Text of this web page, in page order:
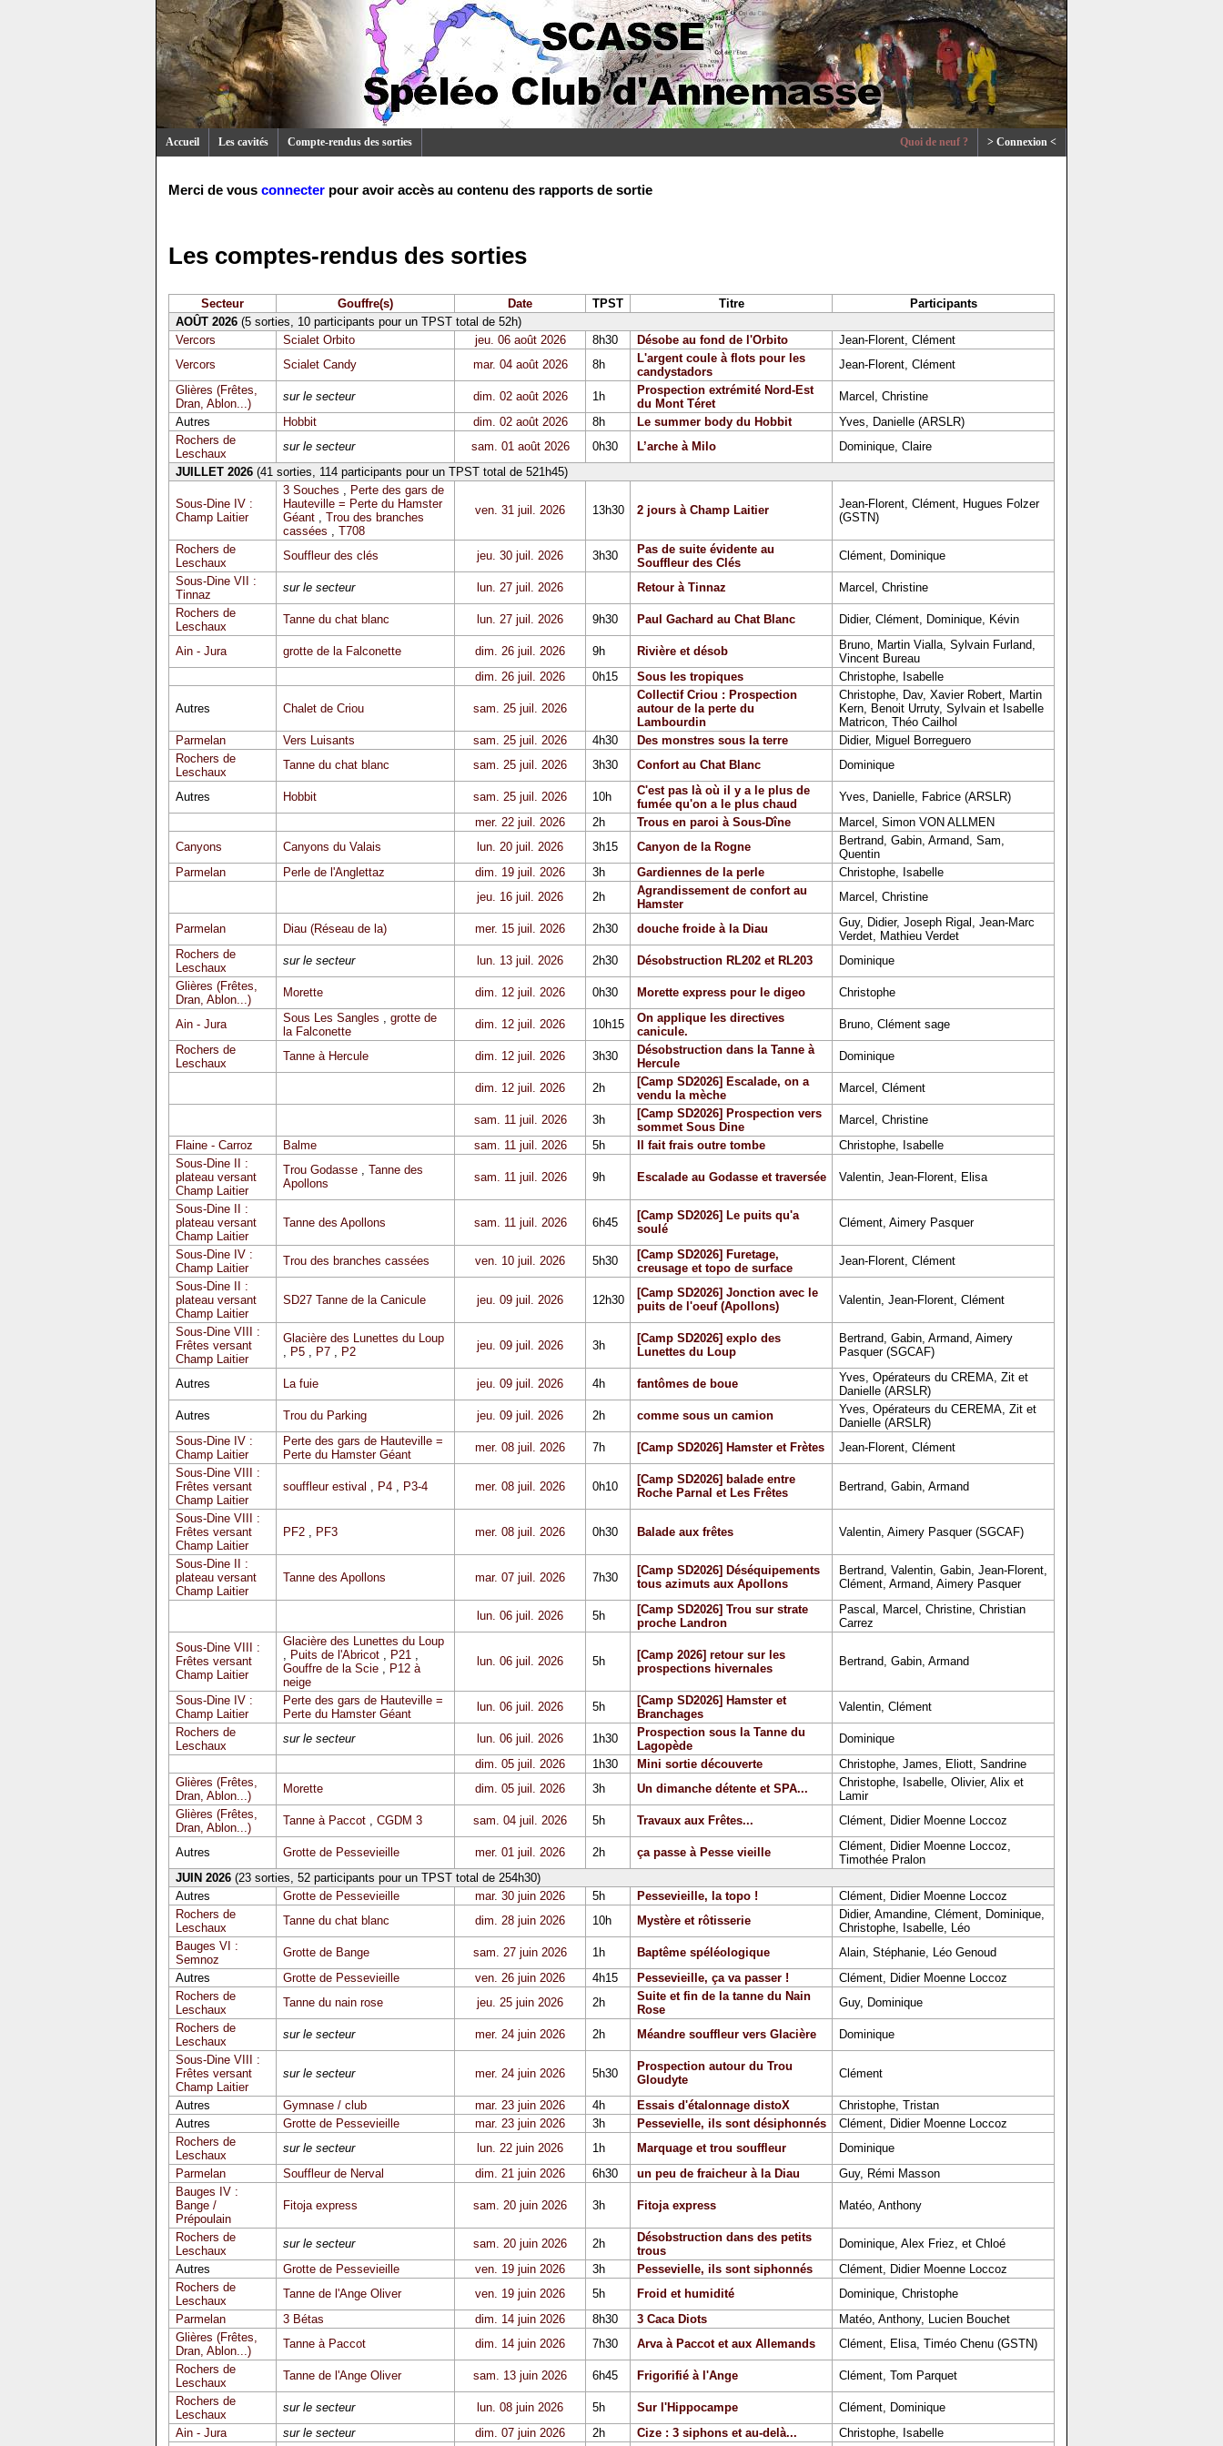
Accueil Les cavités Compte-rendus des sorties > Connexion <
Quoi de neuf ?
Merci de vous connecter pour avoir accès au contenu des rapports de sortie
Les comptes-rendus des sorties
Secteur Gouffre(s) Date TPST Titre
Participants
AOÛT 2026(5 sorties, 10 participants pour un TPST total de 52h)
Vercors
Scialet Orbito jeu. 06 août 2026 8h30 Désobe au fond de l'Orbito
Jean-Florent, Clément
Vercors
Scialet Candy mar. 04 août 2026 8h
L'argent coule à flots pour les
candystadors
Jean-Florent, Clément
Glières (Frêtes,
Dran, Ablon...)
sur le secteur dim. 02 août 2026 1h
Prospection extrémité Nord-Est
du Mont Téret
Marcel, Christine
Autres
Hobbit dim. 02 août 2026 8h Le summer body du Hobbit
Yves, Danielle (ARSLR)
Rochers de
Leschaux
sur le secteur sam. 01 août 2026 0h30 L’arche à Milo
Dominique, Claire
JUILLET 2026(41 sorties, 114 participants pour un TPST total de 521h45)
Sous-Dine IV :
Champ Laitier
3 Souches , Perte des gars de
Hauteville = Perte du Hamster
Géant, Trou des branches
cassées , T708
ven. 31 juil. 2026 13h30 2 jours à Champ Laitier
Jean-Florent, Clément, Hugues Folzer
(GSTN)
Rochers de
Leschaux
Souffleur des clés jeu. 30 juil. 2026 3h30
Pas de suite évidente au
Souffleur des Clés
Clément, Dominique
Sous-Dine VII :
Tinnaz
sur le secteur lun. 27 juil. 2026 Retour à Tinnaz
Marcel, Christine
Rochers de
Leschaux
Tanne du chat blanc lun. 27 juil. 2026 9h30 Paul Gachard au Chat Blanc Didier, Clément, Dominique, Kévin
Ain - Jura grotte de la Falconette dim. 26 juil. 2026 9h Rivière et désob
Bruno, Martin Vialla, Sylvain Furland,
Vincent Bureau
dim. 26 juil. 2026
0h15 Sous les tropiques Christophe, Isabelle
Autres Chalet de Criou sam. 25 juil. 2026
Collectif Criou : Prospection
autour de la perte du
Lambourdin
Christophe, Dav, Xavier Robert, Martin
Kern, Benoit Urruty, Sylvain et Isabelle
Matricon, Théo Cailhol
Parmelan
Vers Luisants sam. 25 juil. 2026 4h30 Des monstres sous la terre
Didier, Miguel Borreguero
Rochers de
Leschaux
Tanne du chat blanc sam. 25 juil. 2026 3h30 Confort au Chat Blanc Dominique
Autres Hobbit sam. 25 juil. 2026 10h
C'est pas là où il y a le plus de
fumée qu'on a le plus chaud
Yves, Danielle, Fabrice (ARSLR)
mer. 22 juil. 2026
2h Trous en paroi à Sous-Dîne
Marcel, Simon VON ALLMEN
Canyons
Canyons du Valais lun. 20 juil. 2026 3h15 Canyon de la Rogne
Bertrand, Gabin, Armand, Sam,
Quentin
Parmelan
Perle de l'Anglettaz dim. 19 juil. 2026 3h Gardiennes de la perle
Christophe, Isabelle
jeu. 16 juil. 2026
2h
Agrandissement de confort au
Hamster
Marcel, Christine
Parmelan Diau (Réseau de la) mer. 15 juil. 2026 2h30 douche froide à la Diau
Guy, Didier, Joseph Rigal, Jean-Marc
Verdet, Mathieu Verdet
Rochers de
Leschaux
sur le secteur lun. 13 juil. 2026 2h30 Désobstruction RL202 et RL203
Dominique
Glières (Frêtes,
Dran, Ablon...)
Morette dim. 12 juil. 2026 0h30 Morette express pour le digeo Christophe
Ain - Jura Sous Les Sangles , grotte de
la Falconette
dim. 12 juil. 2026 10h15
On applique les directives
canicule.
Bruno, Clément sage
Rochers de
Leschaux
Tanne à Hercule dim. 12 juil. 2026 3h30
Désobstruction dans la Tanne à
Hercule
Dominique
dim. 12 juil. 2026 2h
[Camp SD2026] Escalade, on a
vendu la mèche
Marcel, Clément
sam. 11 juil. 2026 3h
[Camp SD2026] Prospection vers
sommet Sous Dine
Marcel, Christine
Flaine - Carroz
Balme sam. 11 juil. 2026 5h Il fait frais outre tombe
Christophe, Isabelle
Sous-Dine II :
plateau versant
Champ Laitier
Trou Godasse, Tanne des
Apollons
sam. 11 juil. 2026 9h Escalade au Godasse et traversée Valentin, Jean-Florent, Elisa
Sous-Dine II :
plateau versant
Champ Laitier
Tanne des Apollons sam. 11 juil. 2026 6h45
[Camp SD2026] Le puits qu'a
soulé
Clément, Aimery Pasquer
Sous-Dine IV :
Champ Laitier
Trou des branches cassées ven. 10 juil. 2026 5h30
[Camp SD2026] Furetage,
creusage et topo de surface
Jean-Florent, Clément
Sous-Dine II :
plateau versant
Champ Laitier
SD27 Tanne de la Canicule jeu. 09 juil. 2026 12h30
[Camp SD2026] Jonction avec le
puits de l'oeuf (Apollons)
Valentin, Jean-Florent, Clément
Sous-Dine VIII :
Frêtes versant
Champ Laitier
Glacière des Lunettes du Loup
, P5, P7, P2 jeu. 09 juil. 2026 3h
[Camp SD2026] explo des
Lunettes du Loup
Bertrand, Gabin, Armand, Aimery
Pasquer (SGCAF)
Autres La fuie jeu. 09 juil. 2026 4h fantômes de boue
Yves, Opérateurs du CREMA, Zit et
Danielle (ARSLR)
Autres
Trou du Parking jeu. 09 juil. 2026 2h comme sous un camion
Yves, Opérateurs du CEREMA, Zit et
Danielle (ARSLR)
Sous-Dine IV :
Champ Laitier
Perte des gars de Hauteville =
Perte du Hamster Géant
mer. 08 juil. 2026 7h [Camp SD2026] Hamster et Frètes
Jean-Florent, Clément
Sous-Dine VIII :
Frêtes versant
Champ Laitier
souffleur estival , P4, P3-4 mer. 08 juil. 2026 0h10
[Camp SD2026] balade entre
Roche Parnal et Les Frêtes
Bertrand, Gabin, Armand
Sous-Dine VIII :
Frêtes versant
Champ Laitier
PF2, PF3 mer. 08 juil. 2026 0h30 Balade aux frêtes Valentin, Aimery Pasquer (SGCAF)
Sous-Dine II :
plateau versant
Champ Laitier
Tanne des Apollons mar. 07 juil. 2026 7h30
[Camp SD2026] Déséquipements
tous azimuts aux Apollons
Bertrand, Valentin, Gabin, Jean-Florent,
Clément, Armand, Aimery Pasquer
lun. 06 juil. 2026 5h
[Camp SD2026] Trou sur strate
proche Landron
Pascal, Marcel, Christine, Christian
Carrez
Sous-Dine VIII :
Frêtes versant
Champ Laitier
Glacière des Lunettes du Loup
, Puits de l'Abricot, P21,
Gouffre de la Scie, P12 à
neige
lun. 06 juil. 2026 5h
[Camp 2026] retour sur les
prospections hivernales
Bertrand, Gabin, Armand
Sous-Dine IV :
Champ Laitier
Perte des gars de Hauteville =
Perte du Hamster Géant
lun. 06 juil. 2026 5h
[Camp SD2026] Hamster et
Branchages
Valentin, Clément
Rochers de
Leschaux
sur le secteur lun. 06 juil. 2026 1h30
Prospection sous la Tanne du
Lagopède
Dominique
dim. 05 juil. 2026
1h30 Mini sortie découverte
Christophe, James, Eliott, Sandrine
Glières (Frêtes,
Dran, Ablon...)
Morette dim. 05 juil. 2026 3h Un dimanche détente et SPA...
Christophe, Isabelle, Olivier, Alix et
Lamir
Glières (Frêtes,
Dran, Ablon...)
Tanne à Paccot, CGDM 3 sam. 04 juil. 2026 5h Travaux aux Frêtes... Clément, Didier Moenne Loccoz
Autres Grotte de Pessevieille mer. 01 juil. 2026 2h ça passe à Pesse vieille
Clément, Didier Moenne Loccoz,
Timothée Pralon
JUIN 2026(23 sorties, 52 participants pour un TPST total de 254h30)
Autres
Grotte de Pessevieille mar. 30 juin 2026 5h Pessevieille, la topo !
Clément, Didier Moenne Loccoz
Rochers de
Leschaux
Tanne du chat blanc dim. 28 juin 2026 10h Mystère et rôtisserie
Didier, Amandine, Clément, Dominique,
Christophe, Isabelle, Léo
Bauges VI :
Semnoz
Grotte de Bange sam. 27 juin 2026 1h Baptême spéléologique
Alain, Stéphanie, Léo Genoud
Autres
Grotte de Pessevieille ven. 26 juin 2026 4h15 Pessevieille, ça va passer !
Clément, Didier Moenne Loccoz
Rochers de
Leschaux
Tanne du nain rose jeu. 25 juin 2026 2h
Suite et fin de la tanne du Nain
Rose
Guy, Dominique
Rochers de
Leschaux
sur le secteur mer. 24 juin 2026 2h Méandre souffleur vers Glacière
Dominique
Sous-Dine VIII :
Frêtes versant
Champ Laitier
sur le secteur mer. 24 juin 2026 5h30
Prospection autour du Trou
Gloudyte
Clément
Autres Gymnase / club mar. 23 juin 2026 4h Essais d'étalonnage distoX
Christophe, Tristan
Autres
Grotte de Pessevieille mar. 23 juin 2026 3h Pessevielle, ils sont désiphonnés
Clément, Didier Moenne Loccoz
Rochers de
Leschaux
sur le secteur lun. 22 juin 2026 1h Marquage et trou souffleur
Dominique
Parmelan
Souffleur de Nerval dim. 21 juin 2026 6h30 un peu de fraicheur à la Diau
Guy, Rémi Masson
Bauges IV :
Bange /
Prépoulain
Fitoja express sam. 20 juin 2026 3h Fitoja express Matéo, Anthony
Rochers de
Leschaux
sur le secteur sam. 20 juin 2026 2h
Désobstruction dans des petits
trous
Dominique, Alex Friez, et Chloé
Autres
Grotte de Pessevieille ven. 19 juin 2026 3h Pessevielle, ils sont siphonnés
Clément, Didier Moenne Loccoz
Rochers de
Leschaux
Tanne de l'Ange Oliver ven. 19 juin 2026 5h Froid et humidité
Dominique, Christophe
Parmelan
3 Bétas dim. 14 juin 2026 8h30 3 Caca Diots
Matéo, Anthony, Lucien Bouchet
Glières (Frêtes,
Dran, Ablon...)
Tanne à Paccot dim. 14 juin 2026 7h30 Arva à Paccot et aux Allemands
Clément, Elisa, Timéo Chenu (GSTN)
Rochers de
Leschaux
Tanne de l'Ange Oliver sam. 13 juin 2026 6h45 Frigorifié à l'Ange
Clément, Tom Parquet
Rochers de
Leschaux
sur le secteur lun. 08 juin 2026 5h Sur l'Hippocampe
Clément, Dominique
Ain - Jura
sur le secteur dim. 07 juin 2026 2h Cize : 3 siphons et au-delà...
Christophe, Isabelle